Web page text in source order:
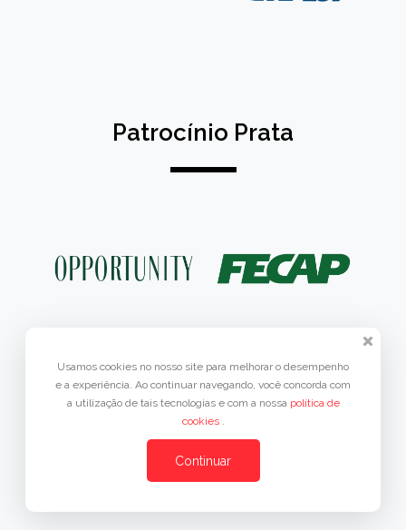
Patrocínio Prata
Usamos cookies no nosso site para melhorar o desempenho
e a experiência. Ao continuar navegando, você concorda com
a utilização de tais tecnologias e com a nossa política de
cookies .
Continuar